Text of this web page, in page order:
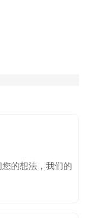
的想法，我们的